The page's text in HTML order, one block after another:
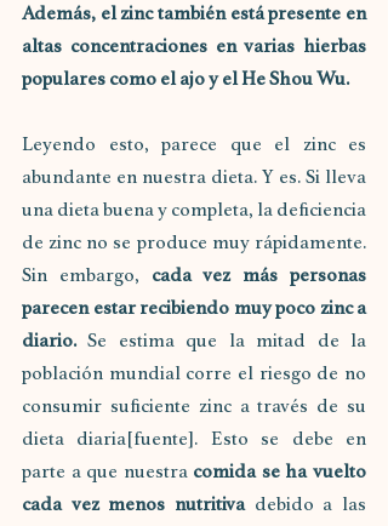
Además, el zinc también está presente en
altas concentraciones en varias hierbas
populares como el ajo y el He Shou Wu.
Leyendo esto, parece que el zinc es
abundante en nuestra dieta. Y es. Si lleva
una dieta buena y completa, la deficiencia
de zinc no se produce muy rápidamente.
Sin embargo, cada vez más personas
parecen estar recibiendo muy poco zinc a
diario. Se estima que la mitad de la
población mundial corre el riesgo de no
consumir suficiente zinc a través de su
dieta diaria[fuente]. Esto se debe en
parte a que nuestra comida se ha vuelto
cada vez menos nutritiva debido a las